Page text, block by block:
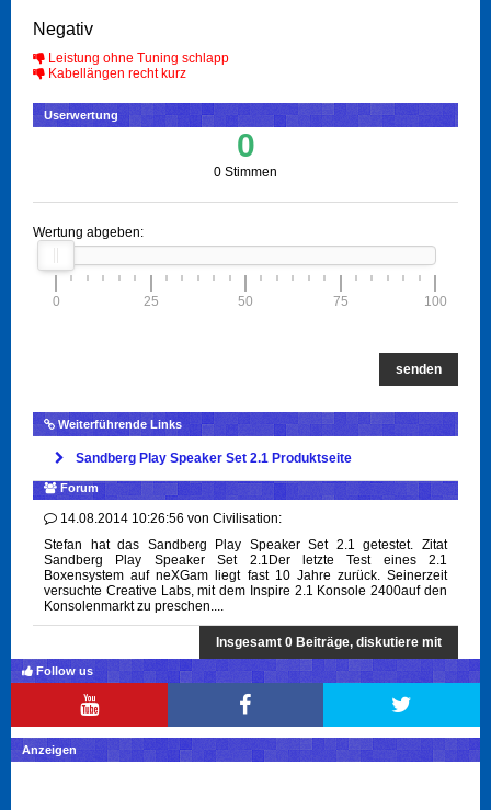
Negativ
Leistung ohne Tuning schlapp
Kabellängen recht kurz
Userwertung
0
0 Stimmen
Wertung abgeben:
0 25 50 75 100
senden
Weiterführende Links
Sandberg Play Speaker Set 2.1 Produktseite
Forum
14.08.2014 10:26:56 von Civilisation:
Stefan hat das Sandberg Play Speaker Set 2.1 getestet. Zitat
Sandberg Play Speaker Set 2.1Der letzte Test eines 2.1
Boxensystem auf neXGam liegt fast 10 Jahre zurück. Seinerzeit
versuchte Creative Labs, mit dem Inspire 2.1 Konsole 2400auf den
Konsolenmarkt zu preschen....
Insgesamt 0 Beiträge, diskutiere mit
Follow us
Anzeigen